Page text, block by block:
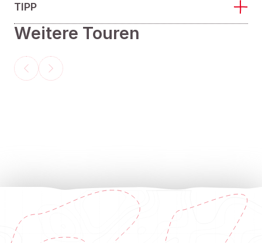
TIPP
Weitere Touren
916,64 m
00:22 h
1758 m
1,73 km
00:25 h
27 hm